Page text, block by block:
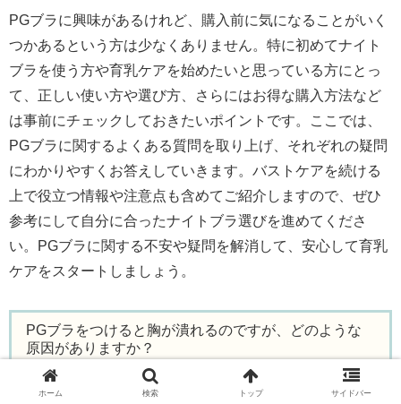
PGブラに興味があるけれど、購入前に気になることがいく
つかあるという方は少なくありません。特に初めてナイト
ブラを使う方や育乳ケアを始めたいと思っている方にとっ
て、正しい使い方や選び方、さらにはお得な購入方法など
は事前にチェックしておきたいポイントです。ここでは、
PGブラに関するよくある質問を取り上げ、それぞれの疑問
にわかりやすくお答えしていきます。バストケアを続ける
上で役立つ情報や注意点も含めてご紹介しますので、ぜひ
参考にして自分に合ったナイトブラ選びを進めてくださ
い。PGブラに関する不安や疑問を解消して、安心して育乳
ケアをスタートしましょう。
PGブラをつけると胸が潰れるのですが、どのような
原因がありますか？
ホーム 検索 トップ サイドバー